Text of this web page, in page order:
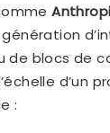
de blocs de
d’un
: